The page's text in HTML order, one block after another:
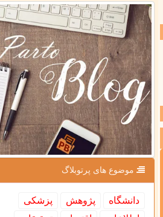
موضوع های پرتوبلاگ
دانشگاه پژوهش
پزشكی